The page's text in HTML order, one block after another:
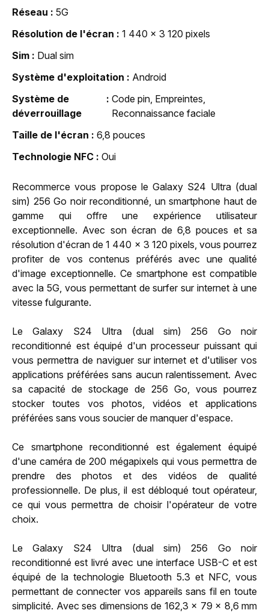
Réseau
5G
Résolution de l'écran
1 440 x 3 120 pixels
Sim
Dual sim
Système d'exploitation
Android
Système de
déverrouillage
Code pin, Empreintes,
Reconnaissance faciale
Taille de l'écran
6,8 pouces
Technologie NFC
Oui
Recommerce vous propose le Galaxy S24 Ultra (dual
sim) 256 Go noir reconditionné, un smartphone haut de
gamme qui offre une expérience utilisateur
exceptionnelle. Avec son écran de 6,8 pouces et sa
résolution d'écran de 1 440 x 3 120 pixels, vous pourrez
profiter de vos contenus préférés avec une qualité
d'image exceptionnelle. Ce smartphone est compatible
avec la 5G, vous permettant de surfer sur internet à une
vitesse fulgurante.
Le Galaxy S24 Ultra (dual sim) 256 Go noir
reconditionné est équipé d'un processeur puissant qui
vous permettra de naviguer sur internet et d'utiliser vos
applications préférées sans aucun ralentissement. Avec
sa capacité de stockage de 256 Go, vous pourrez
stocker toutes vos photos, vidéos et applications
préférées sans vous soucier de manquer d'espace.
Ce smartphone reconditionné est également équipé
d'une caméra de 200 mégapixels qui vous permettra de
prendre des photos et des vidéos de qualité
professionnelle. De plus, il est débloqué tout opérateur,
ce qui vous permettra de choisir l'opérateur de votre
choix.
Le Galaxy S24 Ultra (dual sim) 256 Go noir
reconditionné est livré avec une interface USB-C et est
équipé de la technologie Bluetooth 5.3 et NFC, vous
permettant de connecter vos appareils sans fil en toute
simplicité. Avec ses dimensions de 162,3 x 79 x 8,6 mm